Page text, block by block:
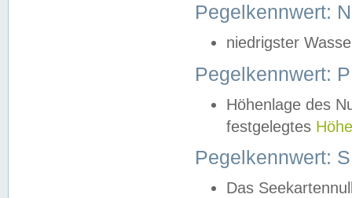
Pegelkennwert:
niedrigster
Pegelkennwert:
Höhenlage des
festgelegtes
Pegelkennwert:
Das